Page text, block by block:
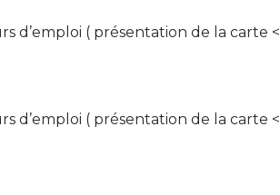
d’emploi ( présentation de la carte <
d’emploi ( présentation de la carte <